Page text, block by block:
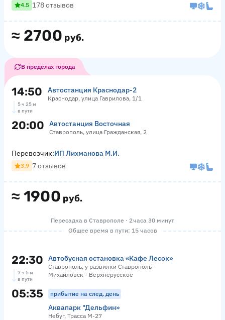
≈ 2700 руб.
4.5 178 отзывов
В пределах города
14:50 Автостанция Краснодар-2
Краснодар, улица Гаврилова, 1/1
5 ч 25 м
в пути
20:00 Автостанция Восточная
Ставрополь, улица Гражданская, 2
≈ 1900 руб.
Перевозчик:ИП Лихманова М.И.
3.9 7 отзывов
Пересадка в Ставрополе · 2 часа 30 минут
Общее время в пути: 15 часов
22:30 Автобусная остановка «Кафе Лесок»
Ставрополь, у развилки Ставрополь -
Михайловск - Верхнерусское
7 ч 5 м
в пути
05:35 прибытие на след. день
Аквапарк "Дельфин»
Небуг, Трасса М-27